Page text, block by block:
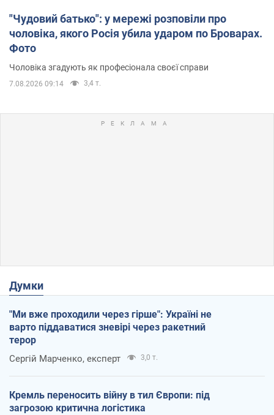
"Чудовий батько": у мережі розповіли про
чоловіка, якого Росія убила ударом по Броварах.
Фото
Чоловіка згадують як професіонала своєї справи
7.08.2026 09:14 3,4 т.
Думки
"Ми вже проходили через гірше": Україні не
варто піддаватися зневірі через ракетний
терор
Сергій Марченко, експерт 3,0 т.
Кремль переносить війну в тил Європи: під
загрозою критична логістика